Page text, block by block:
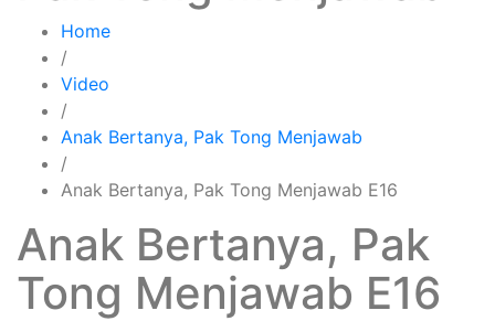
Home
/
Video
/
Anak Bertanya, Pak Tong Menjawab
/
Anak Bertanya, Pak Tong Menjawab E16
Anak Bertanya, Pak
Tong Menjawab E16